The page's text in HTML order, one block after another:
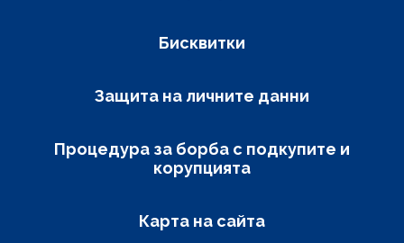
Бисквитки
Защита на личните данни
Процедура за борба с подкупите и
корупцията
Карта на сайта